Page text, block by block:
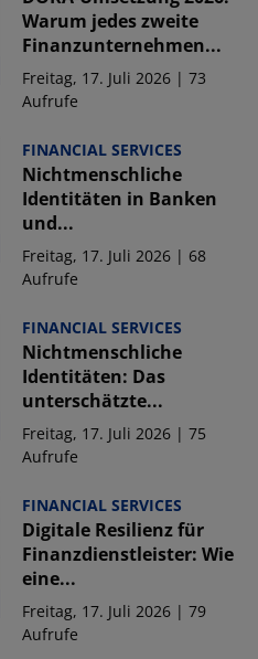
Warum jedes zweite
Finanzunternehmen...
Freitag, 17. Juli 2026 | 73
Aufrufe
FINANCIAL SERVICES
Nichtmenschliche
Identitäten in Banken
und...
Freitag, 17. Juli 2026 | 68
Aufrufe
FINANCIAL SERVICES
Nichtmenschliche
Identitäten: Das
unterschätzte...
Freitag, 17. Juli 2026 | 75
Aufrufe
FINANCIAL SERVICES
Digitale Resilienz für
Finanzdienstleister: Wie
eine...
Freitag, 17. Juli 2026 | 79
Aufrufe